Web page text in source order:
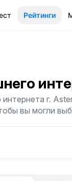
Рейтинги
г.
вы могли